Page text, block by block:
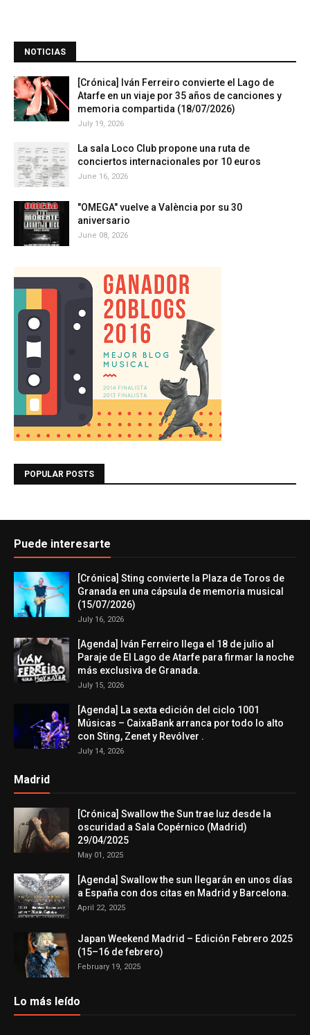
NOTICIAS
[Crónica] Iván Ferreiro convierte el Lago de
Atarfe en un viaje por 35 años de canciones y
memoria compartida (18/07/2026)
July 19, 2026
La sala Loco Club propone una ruta de
conciertos internacionales por 10 euros
June 16, 2026
"OMEGA" vuelve a València por su 30
aniversario
June 08, 2026
POPULAR POSTS
Puede interesarte
[Crónica] Sting convierte la Plaza de Toros de
Granada en una cápsula de memoria musical
(15/07/2026)
July 16, 2026
[Agenda] Iván Ferreiro llega el 18 de julio al
Paraje de El Lago de Atarfe para firmar la noche
más exclusiva de Granada.
July 15, 2026
[Agenda] La sexta edición del ciclo 1001
Músicas – CaixaBank arranca por todo lo alto
con Sting, Zenet y Revólver .
July 14, 2026
Madrid
[Crónica] Swallow the Sun trae luz desde la
oscuridad a Sala Copérnico (Madrid)
29/04/2025
May 01, 2025
[Agenda] Swallow the sun llegarán en unos días
a España con dos citas en Madrid y Barcelona.
April 22, 2025
Japan Weekend Madrid – Edición Febrero 2025
(15–16 de febrero)
February 19, 2025
Lo más leído